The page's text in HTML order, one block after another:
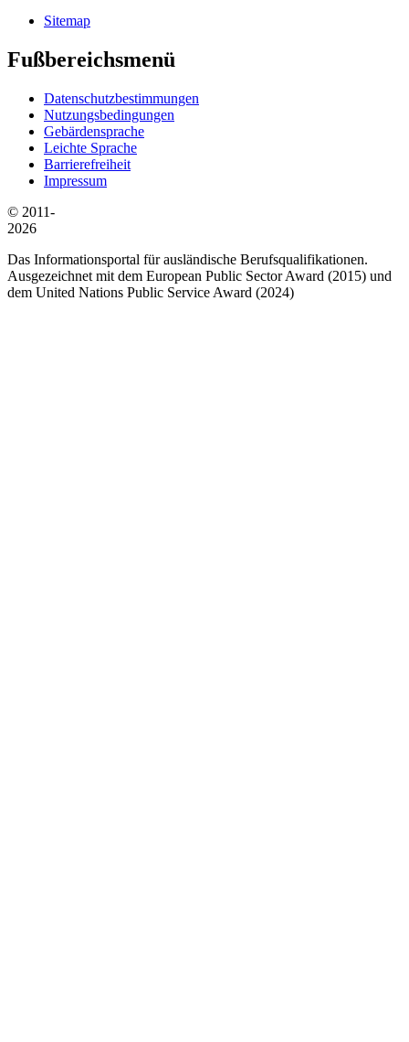
Sitemap
Fußbereichsmenü
Datenschutzbestimmungen
Nutzungsbedingungen
Gebärdensprache
Leichte Sprache
Barrierefreiheit
Impressum
© 2011-
2026
Das Informationsportal für ausländische Berufsqualifikationen.
Ausgezeichnet mit dem European Public Sector Award (2015) und
dem United Nations Public Service Award (2024)